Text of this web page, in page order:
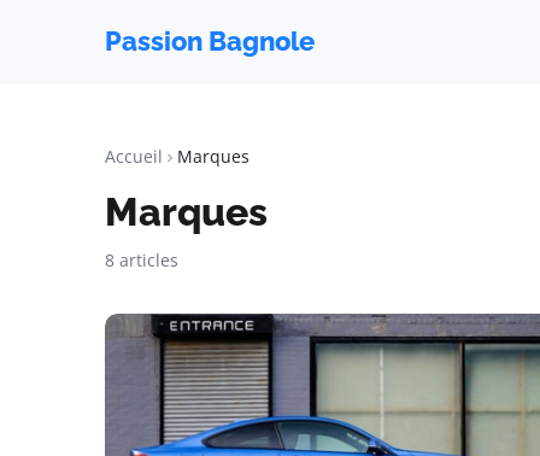
Passion Bagnole
Accueil Marques
Marques
8 articles